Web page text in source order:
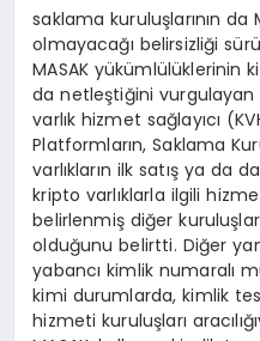
saklama kuruluşlarının da
olmayacağı belirsizliği
MASAK yükümlülüklerinin
da netleştiğini vurgulayan
varlık hizmet sağlayıcı
Platformların, Saklama
varlıkların ilk satış ya da
kripto varlıklarla ilgili
belirlenmiş diğer
olduğunu belirtti. Diğer
yabancı kimlik numaralı
kimi durumlarda, kimlik
hizmeti kuruluşları